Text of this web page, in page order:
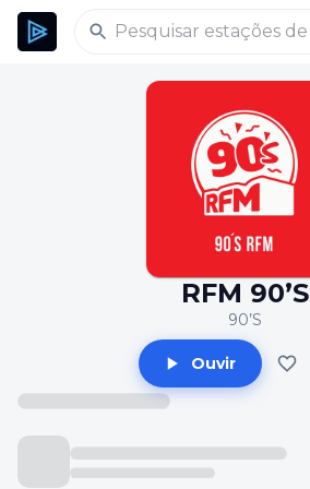
RFM 90’S
90’S
Ouvir